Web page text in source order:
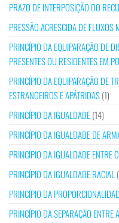
PRAZO DE INTERPOSIÇÃO DO
PRESSÃO ACRESCIDA DE FLUXOS
PRINCÍPIO DA EQUIPARAÇÃO DE
PRESENTES OU RESIDENTES EM
PRINCÍPIO DA EQUIPARAÇÃO DE
ESTRANGEIROS E APÁTRIDAS(1)
PRINCÍPIO DA IGUALDADE(14)
PRINCÍPIO DA IGUALDADE DE
PRINCÍPIO DA IGUALDADE ENTRE
PRINCÍPIO DA IGUALDADE RACIAL
PRINCÍPIO DA
PRINCÍPIO DA SEPARAÇÃO ENTRE